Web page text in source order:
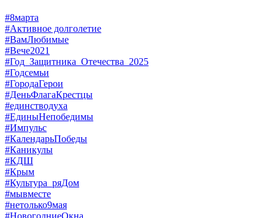
#8марта
#Активное долголетие
#ВамЛюбимые
#Вече2021
#Год_Защитника_Отечества_2025
#Годсемьи
#ГородаГерои
#ДеньФлагаКрестцы
#единстводуха
#ЕдиныНепобедимы
#Импульс
#КалендарьПобеды
#Каникулы
#КДШ
#Крым
#Культура_ряДом
#мывместе
#нетолько9мая
#НовогодниеОкна